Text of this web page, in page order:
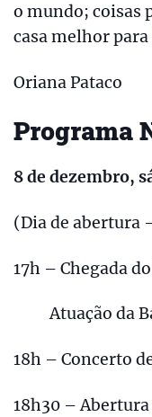
o mundo; coisas
casa melhor para
Oriana Pataco
Programa
8 de dezembro,
(Dia de abertura
17h – Chegada
Atuação da
18h – Concerto
18h30 –